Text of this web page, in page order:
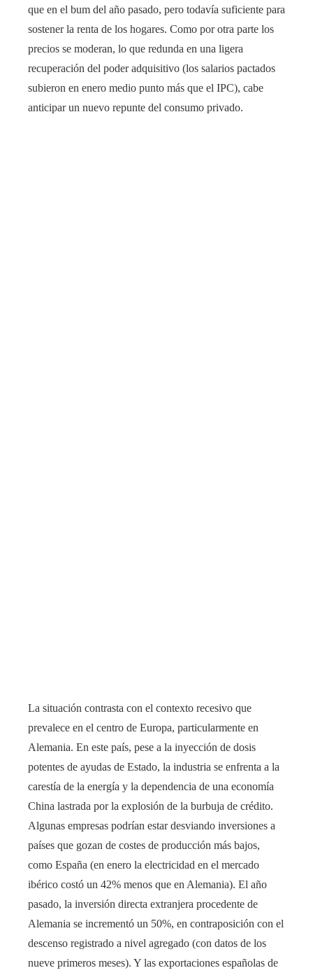
que en el bum del año pasado, pero todavía suficiente para
sostener la renta de los hogares. Como por otra parte los
precios se moderan, lo que redunda en una ligera
recuperación del poder adquisitivo (los salarios pactados
subieron en enero medio punto más que el IPC), cabe
anticipar un nuevo repunte del consumo privado.
La situación contrasta con el contexto recesivo que
prevalece en el centro de Europa, particularmente en
Alemania. En este país, pese a la inyección de dosis
potentes de ayudas de Estado, la industria se enfrenta a la
carestía de la energía y la dependencia de una economía
China lastrada por la explosión de la burbuja de crédito.
Algunas empresas podrían estar desviando inversiones a
países que gozan de costes de producción más bajos,
como España (en enero la electricidad en el mercado
ibérico costó un 42% menos que en Alemania). El año
pasado, la inversión directa extranjera procedente de
Alemania se incrementó un 50%, en contraposición con el
descenso registrado a nivel agregado (con datos de los
nueve primeros meses). Y las exportaciones españolas de